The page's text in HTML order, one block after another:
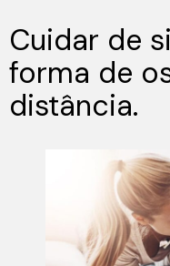
Cuidar de
forma de
distância.